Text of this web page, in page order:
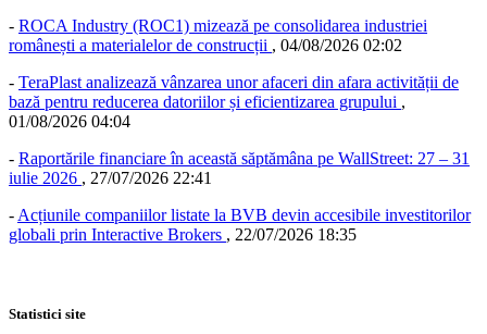
- ROCA Industry (ROC1) mizează pe consolidarea industriei
românești a materialelor de construcții , 04/08/2026 02:02
- TeraPlast analizează vânzarea unor afaceri din afara activității de
bază pentru reducerea datoriilor și eficientizarea grupului ,
01/08/2026 04:04
- Raportările financiare în această săptămâna pe WallStreet: 27 – 31
iulie 2026 , 27/07/2026 22:41
- Acțiunile companiilor listate la BVB devin accesibile investitorilor
globali prin Interactive Brokers , 22/07/2026 18:35
Statistici site